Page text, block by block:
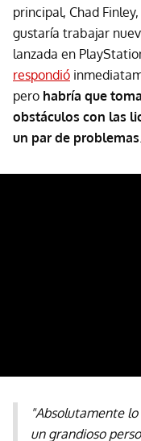
principal, Chad
gustaría trabajar
lanzada en
respondió
pero habría que
obstáculos con las
un par de problemas
"Absolutamente
un grandioso